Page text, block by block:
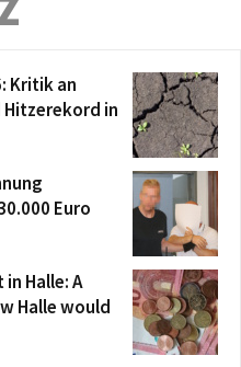
Kritik an
in
Euro
Halle: A
Halle would